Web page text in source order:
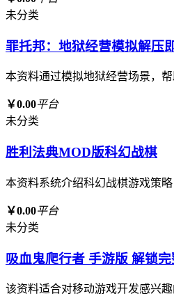
未分类
罪托邦：地狱经营模拟解压
本资料通过模拟地狱经营场景，
￥0.00平台
未分类
胜利法典MOD版科幻战棋
本资料系统介绍科幻战棋游戏策
￥0.00平台
未分类
吸血鬼爬行者 手游版 解锁
该资料适合对移动游戏开发感兴